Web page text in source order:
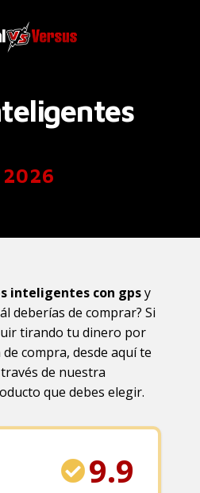
inteligentes con gpsy
deberías de comprar? Si
tirando tu dinero por
compra, desde aquí te
de nuestra
que debes elegir.
9.9